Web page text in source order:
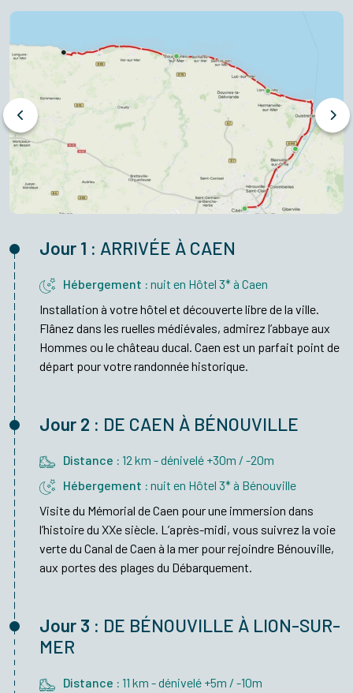
Jour 1 : ARRIVÉE À CAEN
Hébergement : nuit en Hôtel 3* à Caen
Installation à votre hôtel et découverte libre de la ville.
Flânez dans les ruelles médiévales, admirez l’abbaye aux
Hommes ou le château ducal. Caen est un parfait point de
départ pour votre randonnée historique.
Jour 2 : DE CAEN À BÉNOUVILLE
Distance : 12 km - dénivelé +30m / -20m
Hébergement : nuit en Hôtel 3* à Bénouville
Visite du Mémorial de Caen pour une immersion dans
l’histoire du XXe siècle. L’après-midi, vous suivrez la voie
verte du Canal de Caen à la mer pour rejoindre Bénouville,
aux portes des plages du Débarquement.
Jour 3 : DE BÉNOUVILLE À LION-SUR-
MER
Distance : 11 km - dénivelé +5m / -10m